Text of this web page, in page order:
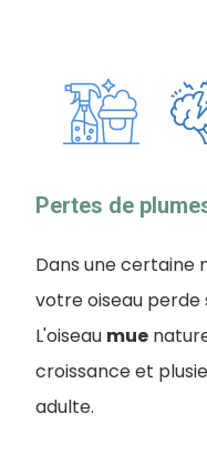
Pertes de
Dans une certaine
votre oiseau perde
L'oiseau mue
croissance et
adulte.